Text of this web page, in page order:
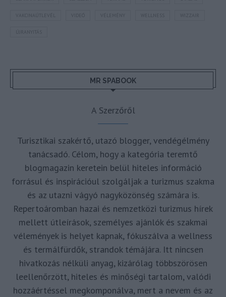
VAKCINAÚTLEVÉL WIZZAIR
ÚJRANYITÁS
MR SPABOOK
A Szerzőről
Turisztikai szakértő, utazó blogger, vendégélmény
tanácsadó. Célom, hogy a kategória teremtő
blogmagazin keretein belül hiteles információ
forrásul és inspirációul szolgáljak a turizmus szakma
és az utazni vágyó nagyközönség számára is.
Repertoáromban hazai és nemzetközi turizmus hírek
mellett útleírások, személyes ajánlók és szakmai
vélemények is helyet kapnak, fókuszálva a wellness
és termálfürdők, strandok témájára. Itt nincsen
hivatkozás nélküli anyag, kizárólag többszörösen
leellenőrzött, hiteles és minőségi tartalom, valódi
hozzáértéssel megkomponálva, mert a nevem és az